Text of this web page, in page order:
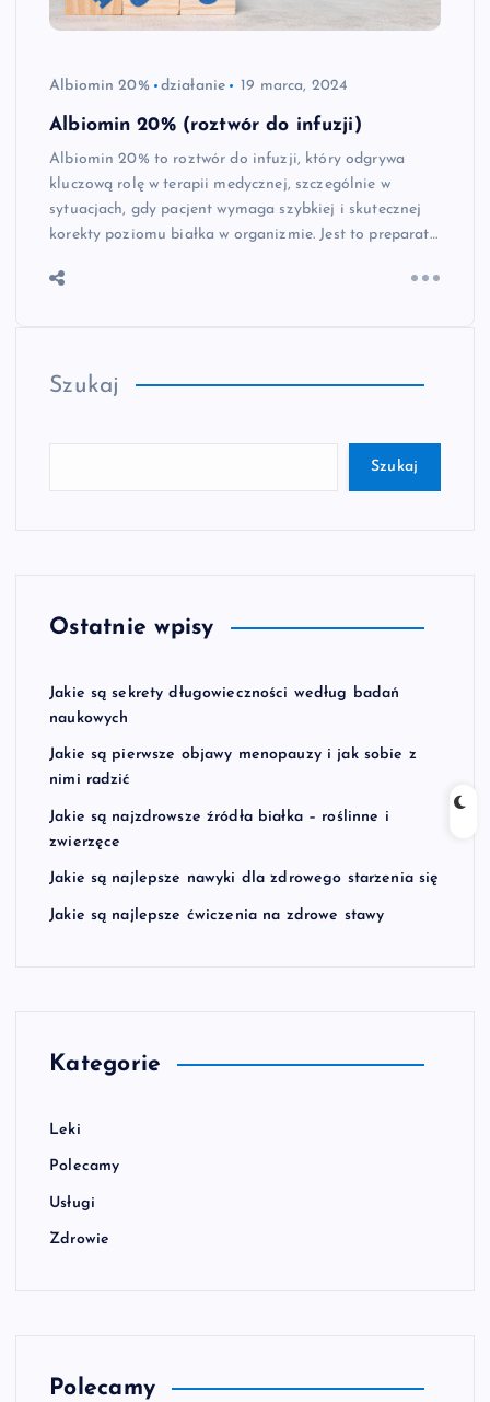
Albiomin 20% działanie 19 marca, 2024
Albiomin 20% (roztwór do infuzji)
Albiomin 20% to roztwór do infuzji, który odgrywa
kluczową rolę w terapii medycznej, szczególnie w
sytuacjach, gdy pacjent wymaga szybkiej i skutecznej
korekty poziomu białka w organizmie. Jest to preparat…
Szukaj
Szukaj
Ostatnie wpisy
Jakie są sekrety długowieczności według badań
naukowych
Jakie są pierwsze objawy menopauzy i jak sobie z
nimi radzić
Jakie są najzdrowsze źródła białka – roślinne i
zwierzęce
Jakie są najlepsze nawyki dla zdrowego starzenia się
Jakie są najlepsze ćwiczenia na zdrowe stawy
Kategorie
Leki
Polecamy
Usługi
Zdrowie
Polecamy